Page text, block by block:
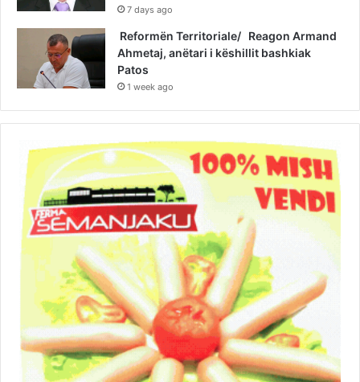
7 days ago
Reformën Territoriale/ Reagon Armand
Ahmetaj, anëtari i këshillit bashkiak
Patos
1 week ago